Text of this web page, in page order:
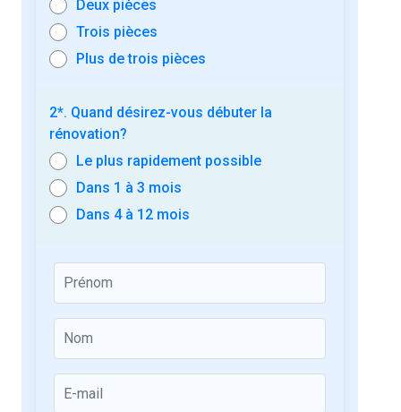
Deux pièces
Trois pièces
Plus de trois pièces
2*. Quand désirez-vous débuter la
rénovation?
Le plus rapidement possible
Dans 1 à 3 mois
Dans 4 à 12 mois